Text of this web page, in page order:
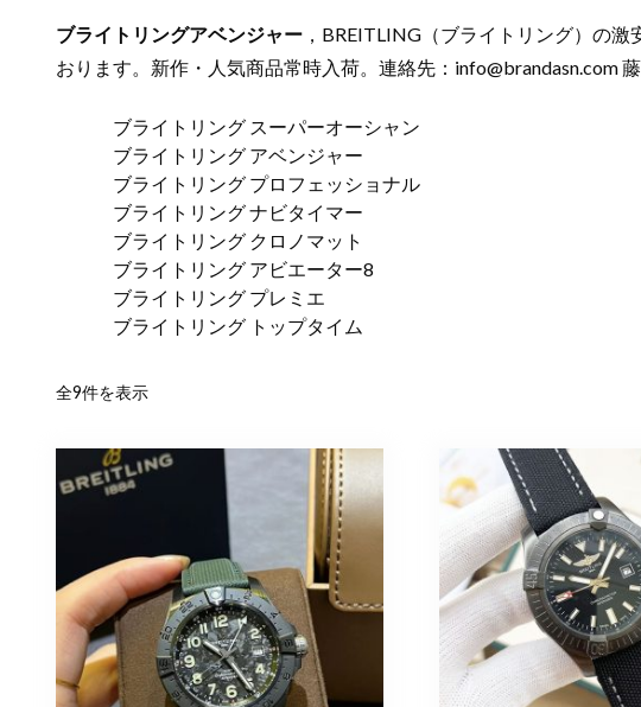
ブライトリングアベンジャー ，BREITLING（ブライトリング）の
おります。新作・人気商品常時入荷。連絡先： info@brandasn.com
ブライトリング スーパーオーシャン
ブライトリング アベンジャー
ブライトリング プロフェッショナル
ブライトリング ナビタイマー
ブライトリング クロノマット
ブライトリング アビエーター8
ブライトリング プレミエ
ブライトリング トップタイム
全9件を表示新
い